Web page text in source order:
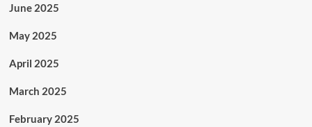
June 2025
May 2025
April 2025
March 2025
February 2025